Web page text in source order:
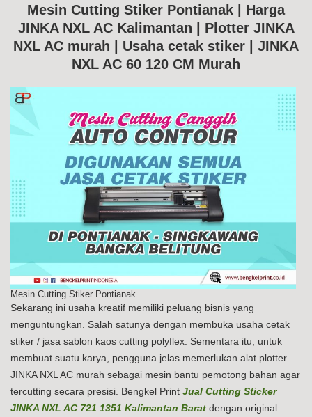
Mesin Cutting Stiker Pontianak | Harga
JINKA NXL AC Kalimantan | Plotter JINKA
NXL AC murah | Usaha cetak stiker | JINKA
NXL AC 60 120 CM Murah
Mesin Cutting Stiker Pontianak
Sekarang ini usaha kreatif memiliki peluang bisnis yang
menguntungkan. Salah satunya dengan membuka usaha cetak
stiker / jasa sablon kaos cutting polyflex. Sementara itu, untuk
membuat suatu karya, pengguna jelas memerlukan alat plotter
JINKA NXL AC murah sebagai mesin bantu pemotong bahan agar
tercutting secara presisi. Bengkel Print Jual Cutting Sticker
JINKA NXL AC 721 1351 Kalimantan Barat dengan original